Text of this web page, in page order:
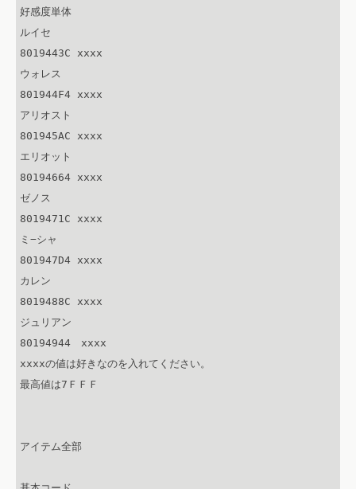
好感度単体
ルイセ
8019443C xxxx
ウォレス
801944F4 xxxx
アリオスト
801945AC xxxx
エリオット
80194664 xxxx
ゼノス
8019471C xxxx
ミ−シャ
801947D4 xxxx
カレン
8019488C xxxx
ジュリアン
80194944　xxxx
xxxxの値は好きなのを入れてください。
最高値は7ＦＦＦ
アイテム全部